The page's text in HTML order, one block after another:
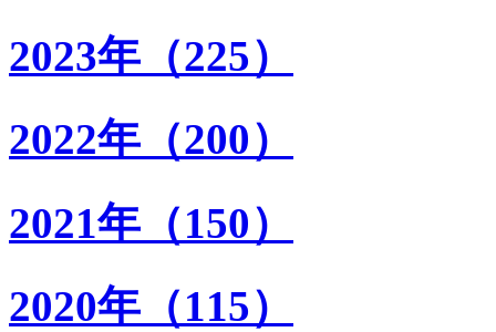
2023年（225）
2022年（200）
2021年（150）
2020年（115）